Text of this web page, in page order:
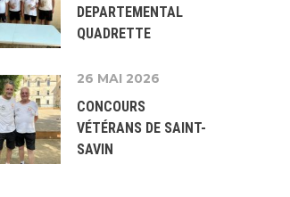
DEPARTEMENTAL
QUADRETTE
26 MAI 2026
CONCOURS
VÉTÉRANS DE SAINT-
SAVIN